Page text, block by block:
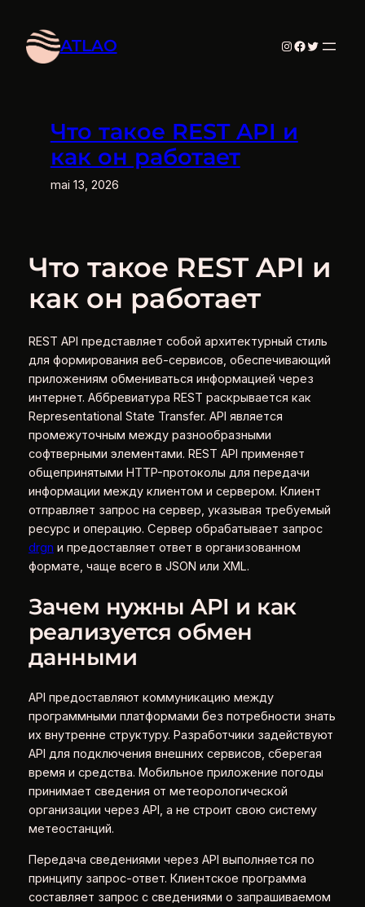
contenu
ATLAO Instagram
Facebook
Twitter
Что такое REST API и
как он работает
mai 13, 2026
Что такое REST API и
как он работает
REST API представляет собой архитектурный стиль
для формирования веб-сервисов, обеспечивающий
приложениям обмениваться информацией через
интернет. Аббревиатура REST раскрывается как
Representational State Transfer. API является
промежуточным между разнообразными
софтверными элементами. REST API применяет
общепринятыми HTTP-протоколы для передачи
информации между клиентом и сервером. Клиент
отправляет запрос на сервер, указывая требуемый
ресурс и операцию. Сервер обрабатывает запрос
drgn и предоставляет ответ в организованном
формате, чаще всего в JSON или XML.
Зачем нужны API и как
реализуется обмен
данными
API предоставляют коммуникацию между
программными платформами без потребности знать
их внутренне структуру. Разработчики задействуют
API для подключения внешних сервисов, сберегая
время и средства. Мобильное приложение погоды
принимает сведения от метеорологической
организации через API, а не строит свою систему
метеостанций.
Передача сведениями через API выполняется по
принципу запрос-ответ. Клиентское программа
составляет запрос с сведениями о запрашиваемом